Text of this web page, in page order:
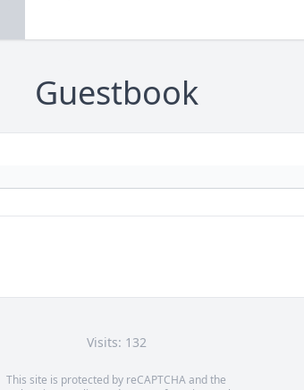
Guestbook
Visits: 132
This site is protected by reCAPTCHA and the